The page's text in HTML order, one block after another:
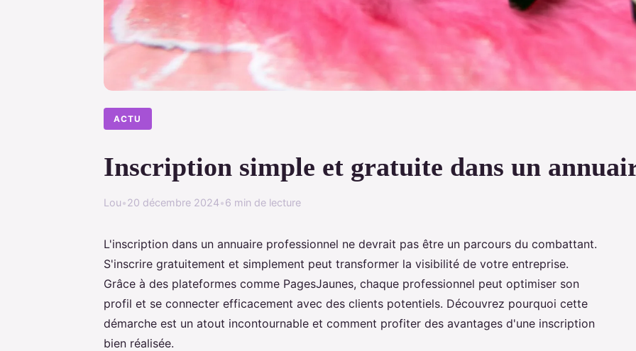
ACTU
Inscription simple et gratuite dans un
Lou•20 décembre 2024•6 min de lecture
L'inscription dans un annuaire professionnel ne devrait pas être un parcours du combattant.
S'inscrire gratuitement et simplement peut transformer la visibilité de votre entreprise.
Grâce à des plateformes comme PagesJaunes, chaque professionnel peut optimiser son
profil et se connecter efficacement avec des clients potentiels. Découvrez pourquoi cette
démarche est un atout incontournable et comment profiter des avantages d'une inscription
bien réalisée.